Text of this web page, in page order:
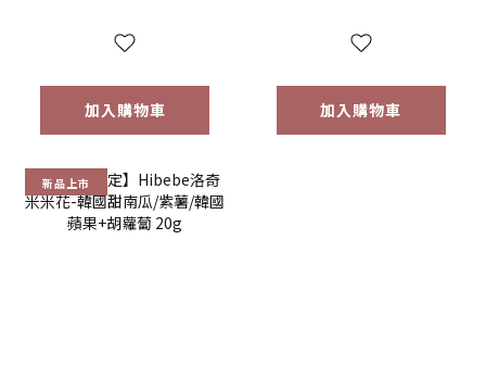
40g (12M+)
加入購物車 加入購物車
新品上市